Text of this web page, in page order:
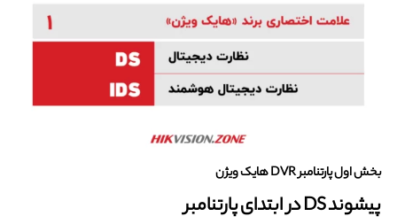
بخش اول پارتنامبر DVR هایک ویژن
پیشوند DS در ابتدای پارتنامبر